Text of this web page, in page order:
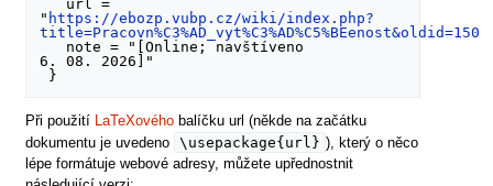
" https://ebozp.vubp.cz/wiki/index.php?
6. 08. 2026]"
Při použití LaTeXovéhobalíčku url (někde na začátku
dokumentu je uvedeno
\usepackage{url} ), který o něco
lépe formátuje webové adresy, můžete upřednostnit